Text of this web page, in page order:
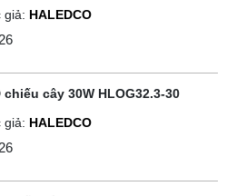
giả: HALEDCO
chiếu cây 30W HLOG32.3-30
giả: HALEDCO